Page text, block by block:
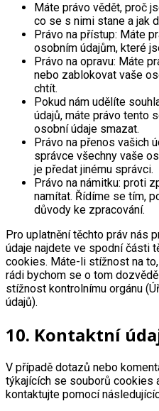
Máte právo vědět, proč
co se s nimi stane a jak
Právo na přístup: Máte
osobním údajům, které
Právo na opravu: Máte
nebo zablokovat vaše
chtít.
Pokud nám udělíte
údajů, máte právo tento
osobní údaje smazat.
Právo na přenos vašich
správce všechny vaše
je předat jinému správci.
Právo na námitku: proti
namítat. Řídíme se tím,
důvody ke zpracování.
Pro uplatnění těchto práv nás
údaje najdete ve spodní části
cookies. Máte-li stížnost na
rádi bychom se o tom
stížnost kontrolnímu orgánu
údajů).
10. Kontaktní
V případě dotazů nebo
týkajících se souborů cookies
kontaktujte pomocí